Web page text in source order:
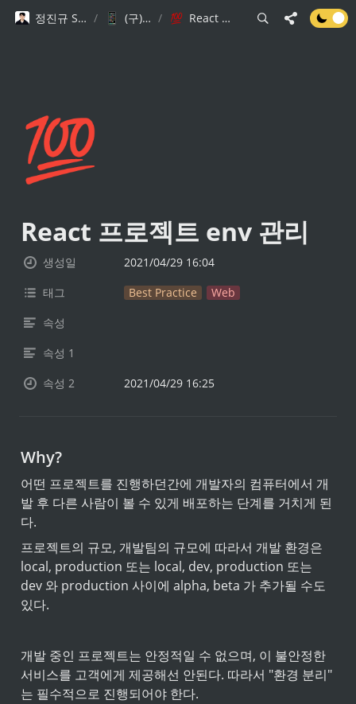
정진규 Software Engineer / (구)기술 블로그 / React 프로젝트 env 관리
💯
React 프로젝트 env 관리
생성일
2021/04/29 16:04
태그
Best Practice
Web
속성
속성 1
속성 2
2021/04/29 16:25
Why?
어떤 프로젝트를 진행하던간에 개발자의 컴퓨터에서 개
발 후 다른 사람이 볼 수 있게 배포하는 단계를 거치게 된
다.
프로젝트의 규모, 개발팀의 규모에 따라서 개발 환경은
local, production 또는 local, dev, production 또는
dev 와 production 사이에 alpha, beta 가 추가될 수도
있다.
개발 중인 프로젝트는 안정적일 수 없으며, 이 불안정한
서비스를 고객에게 제공해선 안된다. 따라서 "환경 분리"
는 필수적으로 진행되어야 한다.